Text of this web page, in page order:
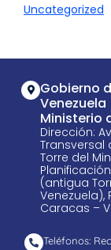
Uncategorized
Gobierno
Venezuela
Ministerio
Dirección:
Transversal
Torre del
Planificación
(antigua
Venezuela),
Caracas –
Teléfonos: